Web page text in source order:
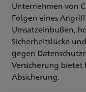
Unternehmen von
Folgen eines
Umsatzeinbußen,
Sicherheitslücke
gegen
Versicherung
Absicherung.